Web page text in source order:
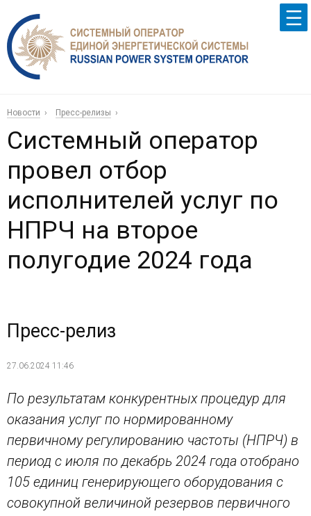
Новости Пресс-релизы
Системный оператор
провел отбор
исполнителей услуг по
НПРЧ на второе
полугодие 2024 года
Пресс-релиз
27.06.2024 11:46
По результатам конкурентных процедур для
оказания услуг по нормированному
первичному регулированию частоты (НПРЧ) в
период с июля по декабрь 2024 года отобрано
105 единиц генерирующего оборудования с
совокупной величиной резервов первичного